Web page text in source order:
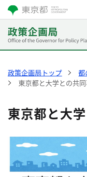
政策企画局トップ 都
東京都と大学との共
東京都と大